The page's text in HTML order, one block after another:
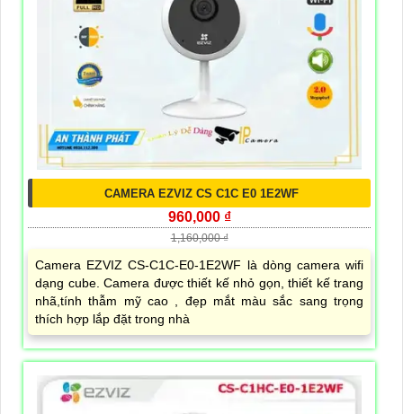
CAMERA EZVIZ CS C1C E0 1E2WF
960,000 ₫
1,160,000 ₫
Camera EZVIZ CS-C1C-E0-1E2WF là dòng camera wifi
dạng cube. Camera được thiết kế nhỏ gọn, thiết kế trang
nhã,tính thẫm mỹ cao , đẹp mắt màu sắc sang trọng
thích hợp lắp đặt trong nhà